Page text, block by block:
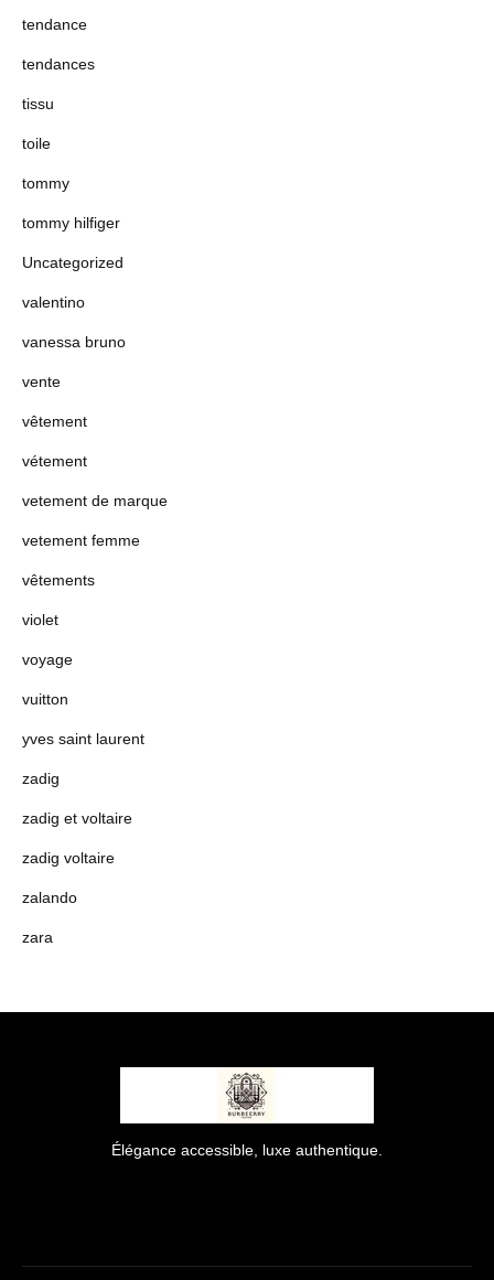
tendance
tendances
tissu
toile
tommy
tommy hilfiger
Uncategorized
valentino
vanessa bruno
vente
vêtement
vétement
vetement de marque
vetement femme
vêtements
violet
voyage
vuitton
yves saint laurent
zadig
zadig et voltaire
zadig voltaire
zalando
zara
Élégance accessible, luxe authentique.